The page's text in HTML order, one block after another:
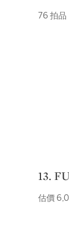
76 拍品
13.
估價